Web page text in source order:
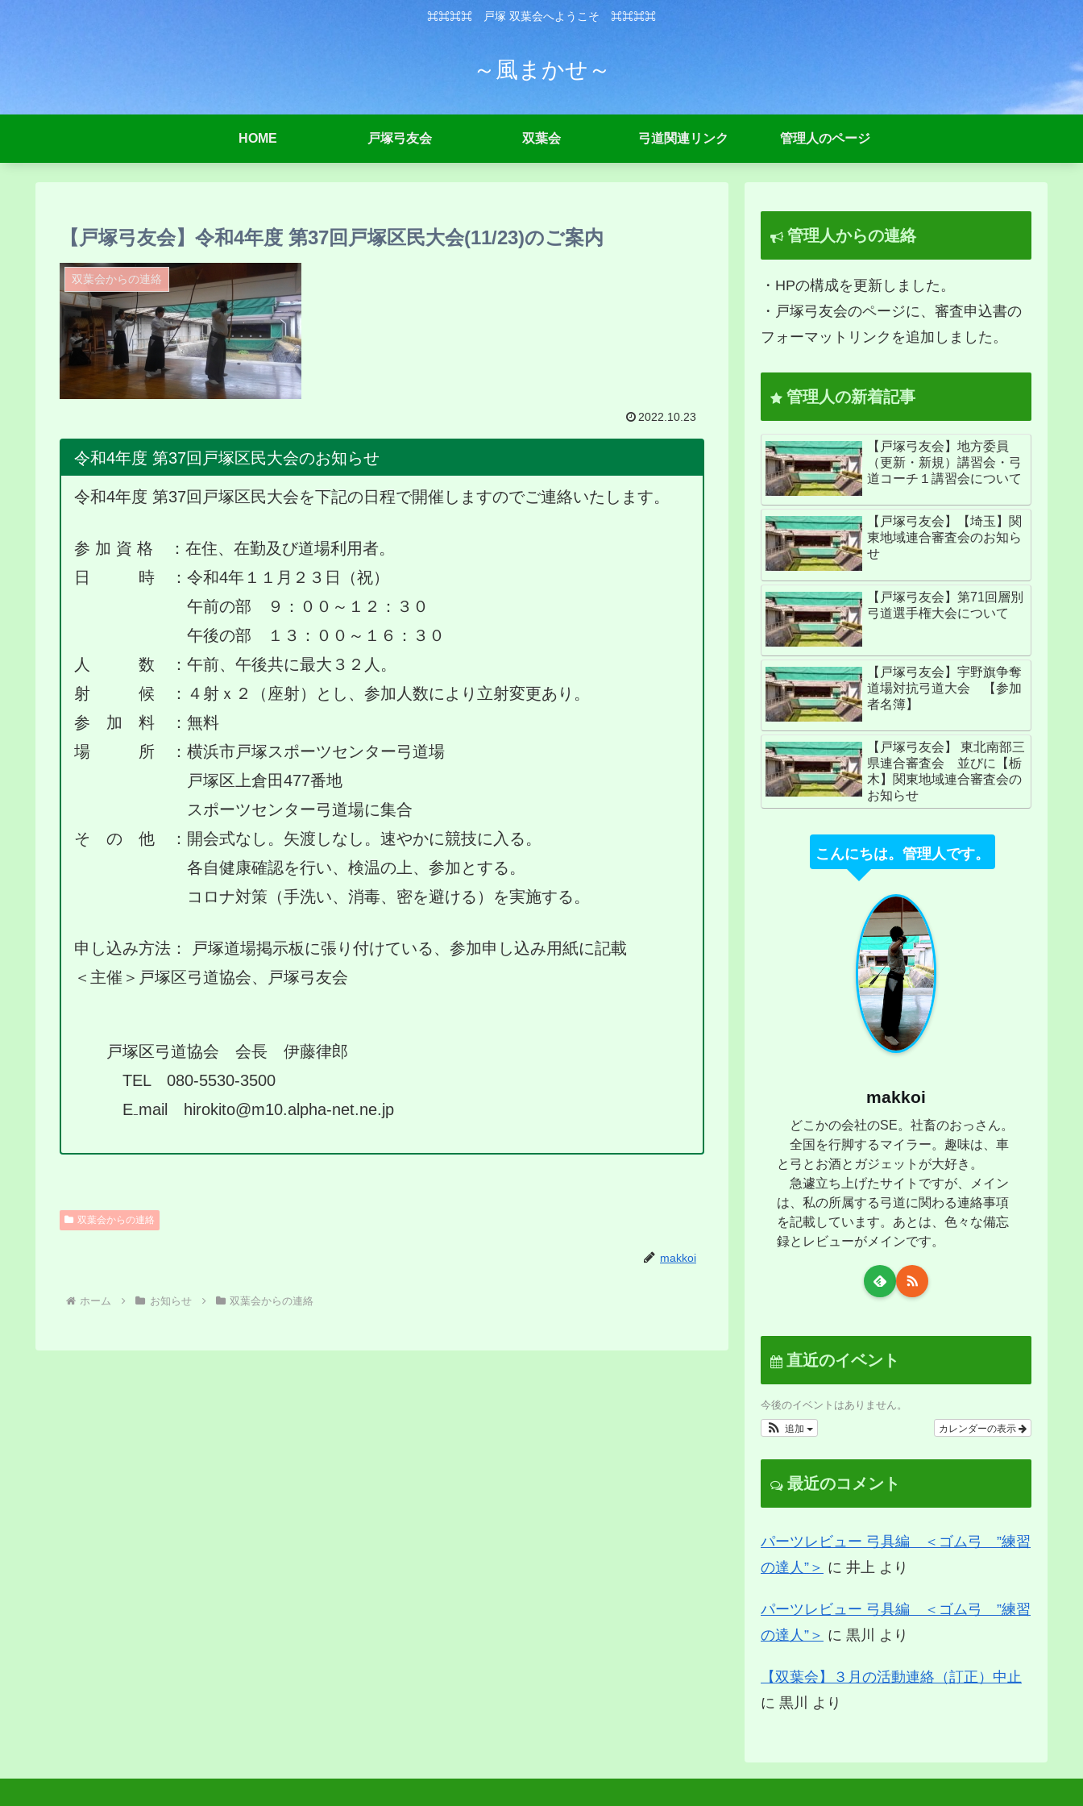
⌘⌘⌘⌘ 戸塚 双葉会へようこそ ⌘⌘⌘⌘
～風まかせ～
HOME 戸塚弓友会 双葉会 弓道関連リンク 管理人のページ
【戸塚弓友会】令和4年度 第37回戸塚区民大会(11/23)のご案内
双葉会からの連絡
2022.10.23
令和4年度 第37回戸塚区民大会のお知らせ
令和4年度 第37回戸塚区民大会を下記の日程で開催しますのでご連絡いたします。
参 加 資 格 ：在住、在勤及び道場利用者。
日 時 ：令和4年１１月２３日（祝）
午前の部 ９：００～１２：３０
午後の部 １３：００～１６：３０
人 数 ：午前、午後共に最大３２人。
射 候 ：４射ｘ２（座射）とし、参加人数により立射変更あり。
参 加 料 ：無料
場 所 ：横浜市戸塚スポーツセンター弓道場
戸塚区上倉田477番地
スポーツセンター弓道場に集合
そ の 他 ：開会式なし。矢渡しなし。速やかに競技に入る。
各自健康確認を行い、検温の上、参加とする。
コロナ対策（手洗い、消毒、密を避ける）を実施する。
申し込み方法： 戸塚道場掲示板に張り付けている、参加申し込み用紙に記載
＜主催＞戸塚区弓道協会、戸塚弓友会
戸塚区弓道協会 会長 伊藤律郎
TEL 080-5530-3500
E₋mail hirokito@m10.alpha-net.ne.jp
双葉会からの連絡
makkoi
ホーム お知らせ 双葉会からの連絡
管理人からの連絡
・HPの構成を更新しました。
・戸塚弓友会のページに、審査申込書の
フォーマットリンクを追加しました。
管理人の新着記事
【戸塚弓友会】地方委員
（更新・新規）講習会・弓
道コーチ１講習会について
【戸塚弓友会】【埼玉】関
東地域連合審査会のお知ら
せ
【戸塚弓友会】第71回層別
弓道選手権大会について
【戸塚弓友会】宇野旗争奪
道場対抗弓道大会 【参加
者名簿】
【戸塚弓友会】 東北南部三
県連合審査会 並びに【栃
木】関東地域連合審査会の
お知らせ
こんにちは。管理人です。
makkoi
どこかの会社のSE。社畜のおっさん。
全国を行脚するマイラー。趣味は、車
と弓とお酒とガジェットが大好き。
急遽立ち上げたサイトですが、メイン
は、私の所属する弓道に関わる連絡事項
を記載しています。あとは、色々な備忘
録とレビューがメインです。
直近のイベント
今後のイベントはありません。
カレンダーの表示
追加
最近のコメント
パーツレビュー 弓具編 ＜ゴム弓 ”練習
の達人”＞ に 井上 より
パーツレビュー 弓具編 ＜ゴム弓 ”練習
の達人”＞ に 黒川 より
【双葉会】３月の活動連絡（訂正）中止
に 黒川 より